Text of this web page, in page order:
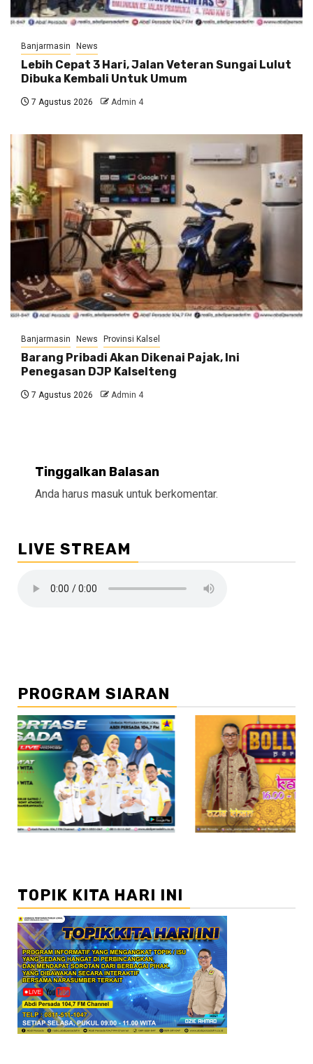
Banjarmasin News
Lebih Cepat 3 Hari, Jalan Veteran Sungai Lulut
Dibuka Kembali Untuk Umum
7 Agustus 2026 Admin 4
Banjarmasin News Provinsi Kalsel
Barang Pribadi Akan Dikenai Pajak, Ini
Penegasan DJP Kalselteng
7 Agustus 2026 Admin 4
Tinggalkan Balasan
Anda harus masuk untuk berkomentar.
LIVE STREAM
PROGRAM SIARAN
//2
TOPIK KITA HARI INI